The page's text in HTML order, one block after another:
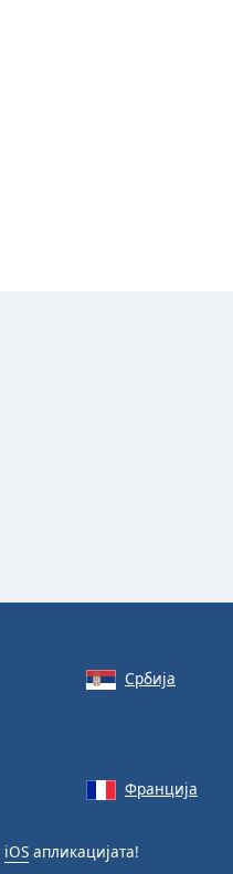
Србија
Франција
iOS апликацијата!